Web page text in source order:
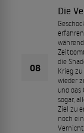
08
Die
die
Krieg
wieder
und das
sogar,
Ziel zu
noch